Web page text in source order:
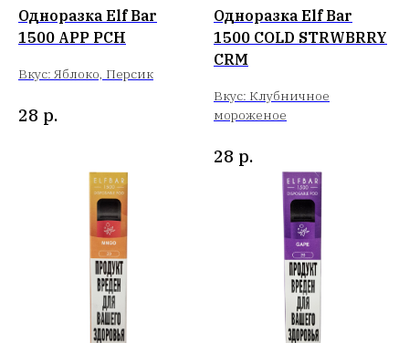
Одноразка Elf Bar
1500 APP PCH
Вкус: Яблоко, Персик
28 р.
Одноразка Elf Bar
1500 COLD STRWBRRY
CRM
Вкус: Клубничное
мороженое
28 р.